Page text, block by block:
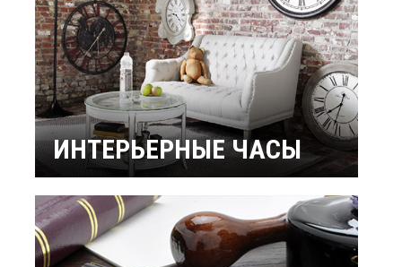
ИНТЕРЬЕРНЫЕ ЧАСЫ
Будильники
Бренды